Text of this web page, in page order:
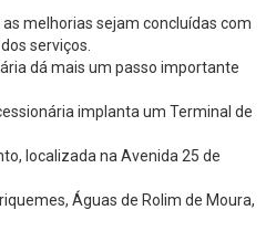
melhorias sejam concluídas com
serviços.
dá mais um passo importante
implanta um Terminal de
localizada na Avenida 25 de
Águas de Rolim de Moura,